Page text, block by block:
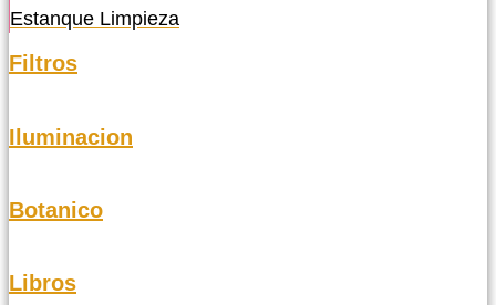
Estanque Limpieza
Filtros
Iluminacion
Botanico
Libros